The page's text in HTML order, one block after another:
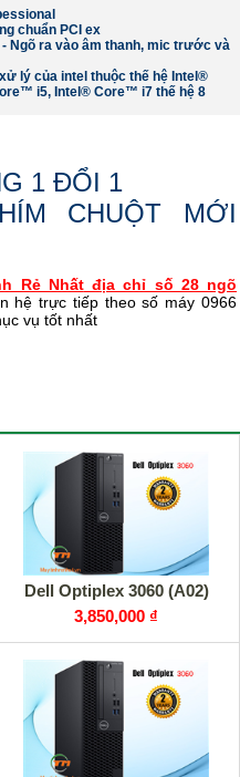
chuẩn PCI ex
Ngõ ra vào âm thanh, mic trước và
lý của intel thuộc thế hệ Intel®
i5, Intel® Core™ i7 thế hệ 8
1 ĐỔI 1
CHUỘT MỚI
Rẻ Nhấtđịa chỉ số 28 ngõ
hệ trực tiếp theo số máy 0966
vụ tốt nhất
Dell Optiplex 3060 (A02)
3,850,000 ₫